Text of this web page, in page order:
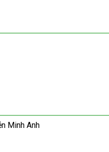
Minh Anh